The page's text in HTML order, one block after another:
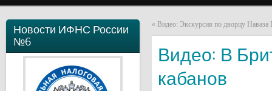
Новости ИФНС России
№6
« Видео: Экскурсия по дворцу
Видео: В
кабанов